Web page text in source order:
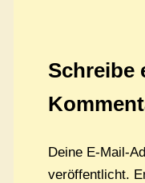
Schreibe
Deine E-Mail-
veröffentlicht.